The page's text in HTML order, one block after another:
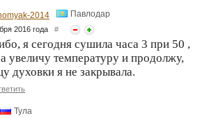
2014 Павлодар
2016 года #
я сегодня сушила часа 3 при 50 ,
увеличу температуру и продолжу,
духовки я не закрывала.
Тула